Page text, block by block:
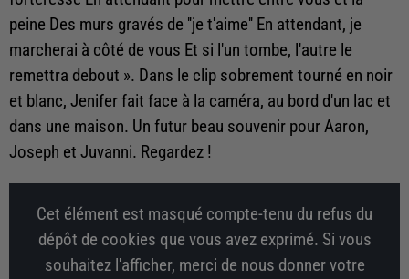
peine Des murs gravés de ''je t'aime'' En attendant, je
marcherai à côté de vous Et si l'un tombe, l'autre le
remettra debout ». Dans le clip sobrement tourné en noir
et blanc, Jenifer fait face à la caméra, au bord d'un lac et
dans une maison. Un futur beau souvenir pour Aaron,
Joseph et Juvanni. Regardez !
Cet élément est masqué compte-tenu du refus du
dépôt de cookies que vous avez exprimé. Si vous
souhaitez l'afficher, merci de nous donner votre